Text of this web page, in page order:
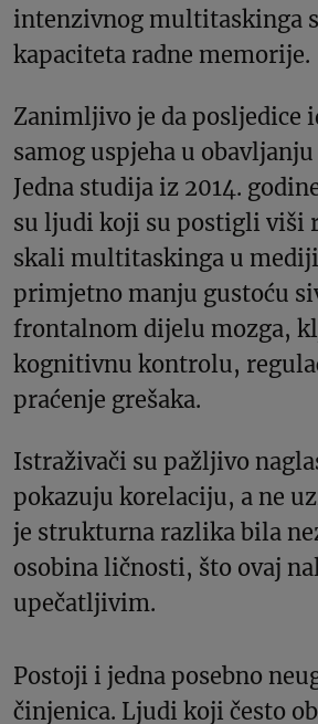
intenzivnog multitaskinga
kapaciteta radne memorije.
Zanimljivo je da posljedice
samog uspjeha u obavljanju
Jedna studija iz 2014.
su ljudi koji su postigli viši
skali multitaskinga u
primjetno manju gustoću
frontalnom dijelu mozga,
kognitivnu kontrolu,
praćenje grešaka.
Istraživači su pažljivo
pokazuju korelaciju, a ne
je strukturna razlika bila
osobina ličnosti, što ovaj
upečatljivim.
Postoji i jedna posebno
činjenica. Ljudi koji često